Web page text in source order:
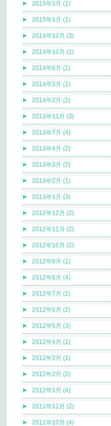
2015年3月 (1)
2015年1月 (1)
2014年12月 (3)
2014年10月 (1)
2014年8月 (2)
2014年3月 (1)
2014年2月 (2)
2013年11月 (3)
2013年7月 (4)
2013年4月 (2)
2013年3月 (2)
2013年2月 (1)
2013年1月 (3)
2012年12月 (2)
2012年11月 (2)
2012年10月 (2)
2012年9月 (1)
2012年8月 (4)
2012年7月 (2)
2012年6月 (2)
2012年5月 (3)
2012年4月 (1)
2012年3月 (1)
2012年2月 (2)
2012年1月 (4)
2011年11月 (2)
2011年10月 (4)